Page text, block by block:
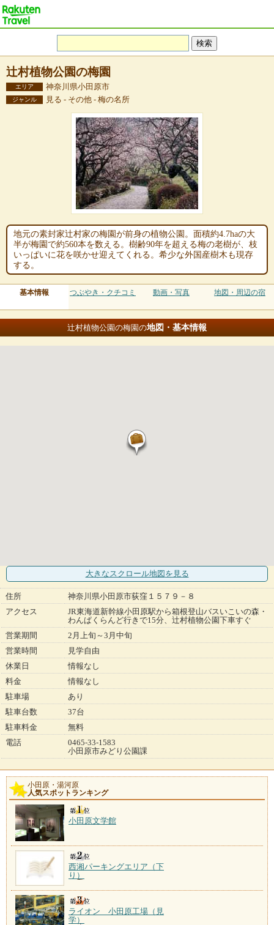
辻村植物公園の梅園
エリア 神奈川県小田原市
ジャンル 見る - その他 - 梅の名所
地元の素封家辻村家の梅園が前身の植物公園。面積約4.7haの大
半が梅園で約560本を数える。樹齢90年を超える梅の老樹が、枝
いっぱいに花を咲かせ迎えてくれる。希少な外国産樹木も現存
する。
基本情報 つぶやき・クチコミ 動画・写真 地図・周辺の宿
辻村植物公園の梅園の地図・基本情報
大きなスクロール地図 を見る
住所
神奈川県小田原市荻窪１５７９－８
アクセス
JR東海道新幹線小田原駅から箱根登山バスいこいの森・
わんぱくらんど行きで15分、辻村植物公園下車すぐ
営業期間
2月上旬～3月中旬
営業時間
見学自由
休業日
情報なし
料金
情報なし
駐車場
あり
駐車台数
37台
駐車料金
無料
電話
0465-33-1583
小田原市みどり公園課
小田原・湯河原
人気スポットランキング
小田原文学館
西湘パーキングエリア（下
り）
ライオン 小田原工場（見
学）